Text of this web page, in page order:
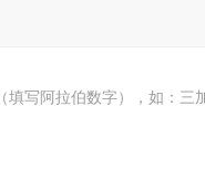
填写阿拉伯数字），如：三